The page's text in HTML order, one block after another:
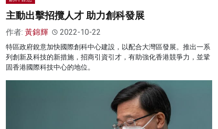
主動出擊招攬人才 助力創科發展
作者: 黃錦輝 2022-10-22
特區政府銳意加快國際創科中心建設，以配合大灣區發展。推出一系
列創新及科技的新措施，招商引資引才，有助強化香港競爭力，並鞏
固香港國際科技中心的地位。